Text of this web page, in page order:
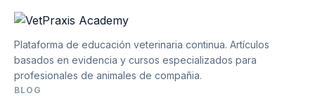
Plataforma de educación veterinaria continua. Artículos
basados en evidencia y cursos especializados para
profesionales de animales de compañia.
BLOG